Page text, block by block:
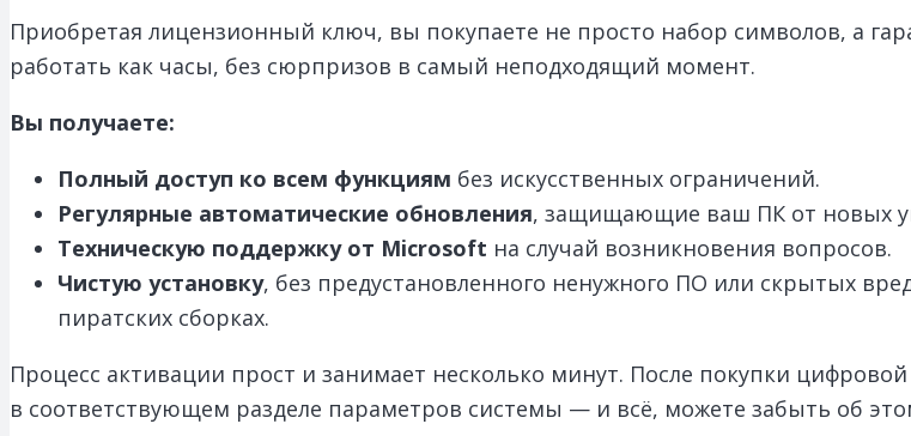
Приобретая лицензионный ключ, вы покупаете не просто набор символов, а
работать как часы, без сюрпризов в самый неподходящий момент.
Вы получаете:
Полный доступ ко всем функциям без искусственных ограничений.
Регулярные автоматические обновления, защищающие ваш ПК от новых
Техническую поддержку от Microsoft на случай возникновения вопросов.
Чистую установку, без предустановленного ненужного ПО или скрытых
пиратских сборках.
Процесс активации прост и занимает несколько минут. После покупки
в соответствующем разделе параметров системы — и всё, можете забыть об